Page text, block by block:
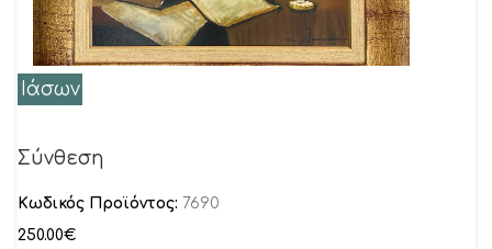
Ιάσων
Σύνθεση
Κωδικός Προϊόντος: 7690
250.00€